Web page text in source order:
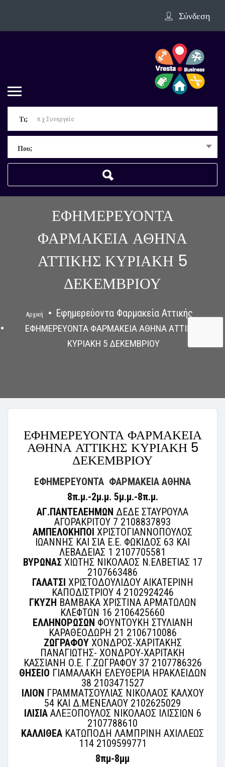
Σύνδεση
Τι;
Που;
ΕΦΗΜΕΡΕΥΟΝΤΑ
ΦΑΡΜΑΚΕΙΑ ΑΘΗΝΑ
ΑΤΤΙΚΗΣ ΚΥΡΙΑΚΗ 5
ΔΕΚΕΜΒΡΙΟΥ
Αρχική Εφημερεύοντα Φαρμακεία Αττικής
ΕΦΗΜΕΡΕΥΟΝΤΑ ΦΑΡΜΑΚΕΙΑ ΑΘΗΝΑ ΑΤΤΙΚΗΣ
ΚΥΡΙΑΚΗ 5 ΔΕΚΕΜΒΡΙΟΥ
ΕΦΗΜΕΡΕΥΟΝΤΑ ΦΑΡΜΑΚΕΙΑ
ΑΘΗΝΑ ΑΤΤΙΚΗΣ ΚΥΡΙΑΚΗ 5
ΔΕΚΕΜΒΡΙΟΥ
ΕΦΗΜΕΡΕΥΟΝΤΑ ΦΑΡΜΑΚΕΙΑ ΑΘΗΝΑ
8π.μ.-2μ.μ. 5μ.μ.-8π.μ.
ΑΓ.ΠΑΝΤΕΛΕΗΜΩΝ ΔΕΔΕ ΣΤΑΥΡΟΥΛΑ
ΑΓΟΡΑΚΡΙΤΟΥ 7 2108837893
ΑΜΠΕΛΟΚΗΠΟΙ ΧΡΙΣΤΟΓΙΑΝΝΟΠΟΥΛΟΣ
ΙΩΑΝΝΗΣ ΚΑΙ ΣΙΑ Ε.Ε. ΦΩΚΙΔΟΣ 63 ΚΑΙ
ΛΕΒΑΔΕΙΑΣ 1 2107705581
ΒΥΡΩΝΑΣ ΧΙΩΤΗΣ ΝΙΚΟΛΑΟΣ Ν.ΕΛΒΕΤΙΑΣ 17
2107663486
ΓΑΛΑΤΣΙ ΧΡΙΣΤΟΔΟΥΛΙΔΟΥ ΑΙΚΑΤΕΡΙΝΗ
ΚΑΠΟΔΙΣΤΡΙΟΥ 4 2102924246
ΓΚΥΖΗ ΒΑΜΒΑΚΑ ΧΡΙΣΤΙΝΑ ΑΡΜΑΤΩΛΩΝ
ΚΛΕΦΤΩΝ 16 2106425660
ΕΛΛΗΝΟΡΩΣΩΝ ΦΟΥΝΤΟΥΚΗ ΣΤΥΛΙΑΝΗ
ΚΑΡΑΘΕΟΔΩΡΗ 21 2106710086
ΖΩΓΡΑΦΟΥΧΟΝΔΡΟΣ-ΧΑΡΙΤΑΚΗΣ
ΠΑΝΑΓΙΩΤΗΣ- ΧΟΝΔΡΟΥ-ΧΑΡΙΤΑΚΗ
ΚΑΣΣΙΑΝΗ Ο.Ε. Γ.ΖΩΓΡΑΦΟΥ 37 2107786326
ΘΗΣΕΙΟ ΓΙΑΜΑΛΑΚΗ ΕΛΕΥΘΕΡΙΑ ΗΡΑΚΛΕΙΔΩΝ
38 2103471527
ΙΛΙΟΝ ΓΡΑΜΜΑΤΣΟΥΛΙΑΣ ΝΙΚΟΛΑΟΣ ΚΑΛΧΟΥ
54 ΚΑΙ Δ.ΜΕΝΕΛΑΟΥ 2102625029
ΙΛΙΣΙΑΑΛΕΞΟΠΟΥΛΟΣ ΝΙΚΟΛΑΟΣ ΙΛΙΣΣΙΩΝ 6
2107788610
ΚΑΛΛΙΘΕΑ ΚΑΤΩΠΟΔΗ ΛΑΜΠΡΙΝΗ ΑΧΙΛΛΕΩΣ
114 2109599771
8πμ-8μμ